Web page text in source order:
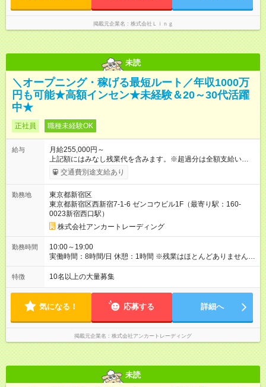
掲載元企業名 株式会社Ｌｉｎｇ
未読
＼オープニング・稼げる最短ルート／年収1000万
円も可能★高額インセン★未経験＆20～30代活躍
中★
正社員 職種未経験OK
給与
月給255,000円～
上記額にはみなし残業代を含みます。※超過分は全額支給いたし
ます。 みなし残業代 12,260円 以上／月 みなし残業時間 8時間
／月 --- ・営業未経験：25.5万円～ ・営業経験者：27万円～ ・
験／能力を考慮のうえ決定 --- ■交通費規定支給 ■昇給／賞与（業
績／役職による） ■個人／店舗の成果に応じてボーナス支給 ※イ
ンセンティブ／手当は独り立ち後に支給 --- ＜稼げるスピード感
トップクラス！＞ ▼高額インセンティブ実績 ・個人：月10万円
以上 ・役職者：月30万～50万円以上 ⇒入社1年半で月140万円
超えの実績あり！ --- 未経験スタートでも 入社4ヶ月目にはイン
センで10万円 月収「30万円」を超える人が多数！ ≫平均月収
になると… なんと、インセンティブ上限なし！ しかも、最低保
証40万円（月額給与） 店長平均月収は… 驚異の「100万円」以
上★ ▼▼▼ 最短半年（平均1年）で あっという間に店長に！ こ
のスピード感はココだけ！ --- 【試用期間】試用期間あり 試用期
間の長さ：3ヶ月 雇用形態、給与は本採用時と同じです。 ----- ※
試用期間の長さは習熟度によって、短縮する場合があります。
で、オープンまで仕事がない…なんてことはありませんのでご
交通費別途支給あり
勤務地
東京都新宿区
東京都新宿区西新宿7-1-6 ゼンコウビル1F（最寄り駅：160-
0023新宿西口駅）
株式会社アンカートレーディング
勤務時間
10:00～19:00
実働時間：8時間/日 休憩：1時間 ※残業はほとんどありません！
┗発生した場合でも1日1時間程度です
特徴 10名以上の大量募集
気になる！ 応募する 詳細へ
掲載元企業名 株式会社アンカートレーディング
未読